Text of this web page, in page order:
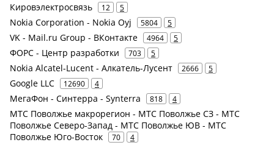
Кировэлектросвязь 12 5
Nokia Corporation - Nokia Oyj 5804 5
VK - Mail.ru Group - ВКонтакте 4964 5
ФОРС - Центр разработки 703 5
Nokia Alcatel-Lucent - Алкатель-Лусент 2666 5
Google LLC 12690 4
МегаФон - Синтерра - Synterra 818 4
МТС Поволжье макрорегион - МТС Поволжье СЗ - МТС
Поволжье Северо-Запад - МТС Поволжье ЮВ - МТС
Поволжье Юго-Восток
70 4